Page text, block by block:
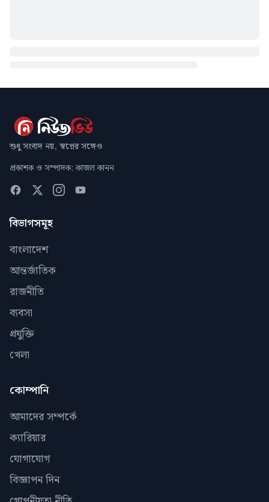
শুধু সংবাদ নয়, স্বপ্নের সঙ্গেও
প্রকাশক ও সম্পাদক: কাজল কানন
বিভাগসমূহ
বাংলাদেশ
আন্তর্জাতিক
রাজনীতি
ব্যবসা
প্রযুক্তি
খেলা
কোম্পানি
আমাদের সম্পর্কে
ক্যারিয়ার
যোগাযোগ
বিজ্ঞাপন দিন